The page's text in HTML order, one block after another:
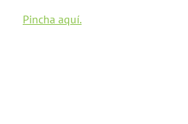
Pincha aquí.